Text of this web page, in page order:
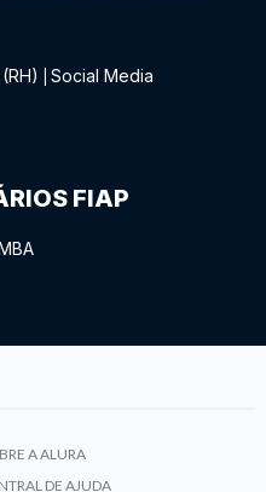
Social Media
FIAP
A ALURA
DE AJUDA